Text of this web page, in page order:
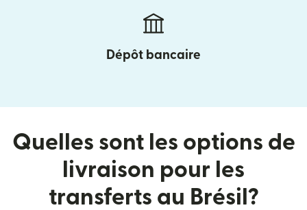
Dépôt bancaire
Quelles sont les options de
livraison pour les
transferts au Brésil?